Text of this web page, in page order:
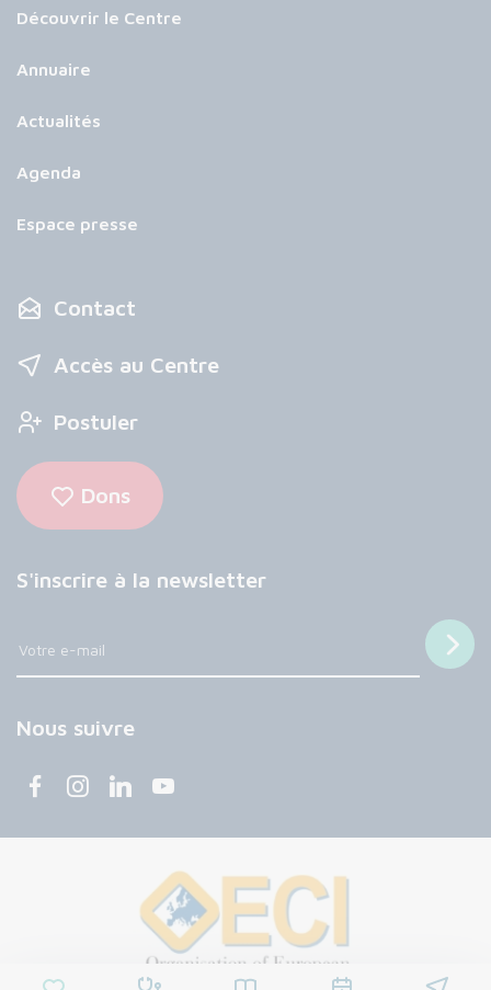
Découvrir le Centre
Annuaire
Actualités
Agenda
Espace presse
Contact
Accès au Centre
Postuler
Dons
S'inscrire à la newsletter
Nous suivre